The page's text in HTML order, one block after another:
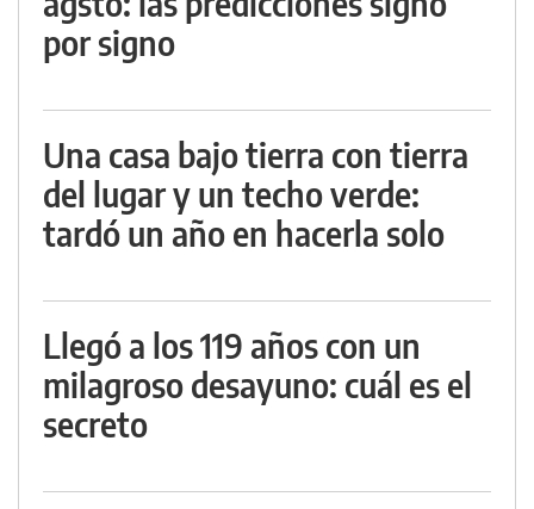
por signo
Una casa bajo tierra con tierra
del lugar y un techo verde:
tardó un año en hacerla solo
Llegó a los 119 años con un
milagroso desayuno: cuál es el
secreto